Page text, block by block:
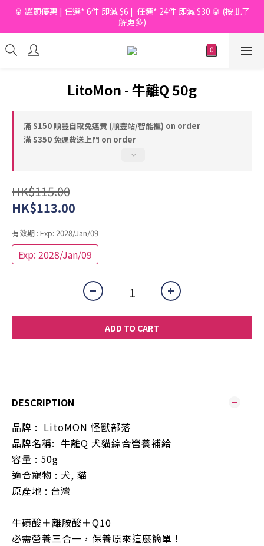
📦滿$150起免香港運費*  |  📦 滿$600起免澳門運費*
🥫 罐頭優惠 | 任選* 6件 即減 $6 |  任選* 24件 即減 $30 🥫 (按此了
解更多)
📦滿$150起免香港運費*  |  📦 滿$600起免澳門運費*
LitoMon - 牛離Q 50g
滿 $150 順豐自取免運費 (順豐站/智能櫃) on order
滿 $350 免運費送上門 on order
HK$115.00
HK$113.00
有效期 : Exp: 2028/Jan/09
Exp: 2028/Jan/09
ADD TO CART
DESCRIPTION
品牌 : LitoMON 怪獸部落
品牌名稱: 牛離Q 犬貓綜合營養補給
容量 : 50g
適合寵物 : 犬, 貓
原產地 : 台灣
牛磺酸＋離胺酸＋Q10
必需營養三合一，保養原來這麼簡單！